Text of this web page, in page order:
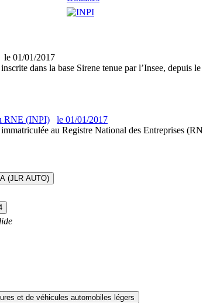
le 01/01/2017
dans la base Sirene tenue par l’Insee, depuis
RNE (INPI) le 01/01/2017
au Registre National des Entreprises
(JLR AUTO)
et de véhicules automobiles légers